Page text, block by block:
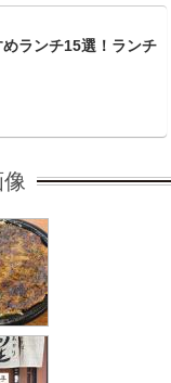
めランチ15選！ランチ